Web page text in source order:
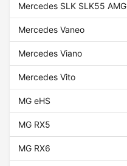
Mercedes SLK SLK55 AMG
Mercedes Vaneo
Mercedes Viano
Mercedes Vito
MG eHS
MG RX5
MG RX6